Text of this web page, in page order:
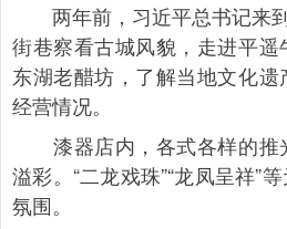
两年前，习近平总书记来到
街巷察看古城风貌，走进平遥
东湖老醋坊，了解当地文化
经营情况。
漆器店内，各式各样的推
溢彩。“二龙戏珠”“龙凤呈祥”
氛围。